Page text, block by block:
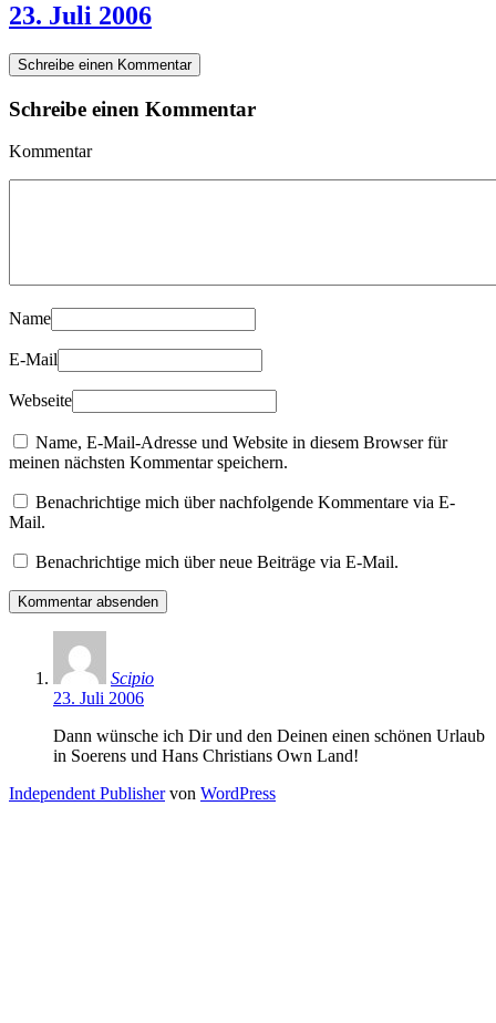
23. Juli 2006
Schreibe einen Kommentar
Schreibe einen Kommentar
Kommentar
Name
E-Mail
Webseite
Name, E-Mail-Adresse und Website in diesem Browser für
meinen nächsten Kommentar speichern.
Benachrichtige mich über nachfolgende Kommentare via E-
Mail.
Benachrichtige mich über neue Beiträge via E-Mail.
Scipio
23. Juli 2006
Dann wünsche ich Dir und den Deinen einen schönen Urlaub
in Soerens und Hans Christians Own Land!
Independent Publishervon WordPress